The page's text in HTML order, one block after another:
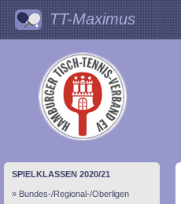
TT-Maximus
SPIELKLASSEN 2020/21
Bundes-/Regional-/Oberligen